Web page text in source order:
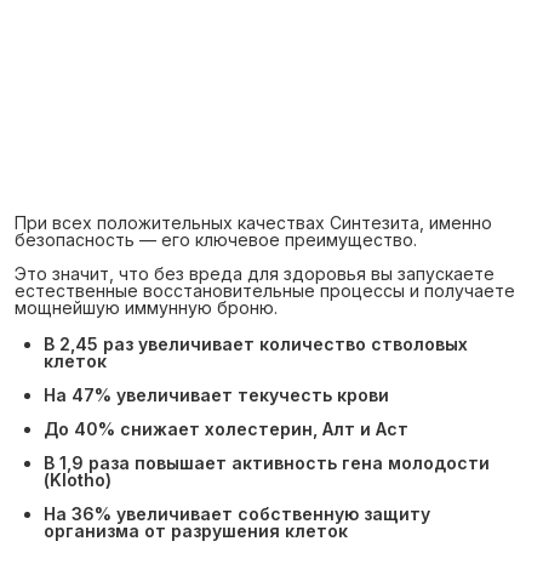
При всех положительных качествах Синтезита, именно
безопасность — его ключевое преимущество.
Это значит, что без вреда для здоровья вы запускаете
естественные восстановительные процессы и получаете
мощнейшую иммунную броню.
В 2,45 раз увеличивает количество стволовых
клеток
На 47% увеличивает текучесть крови
До 40% снижает холестерин, Алт и Аст
В 1,9 раза повышает активность гена молодости
(Klotho)
На 36% увеличивает собственную защиту
организма от разрушения клеток